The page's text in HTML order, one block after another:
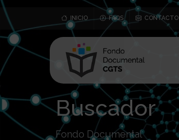
INICIO FAQS CONTACTO
Buscador
Fondo Documental